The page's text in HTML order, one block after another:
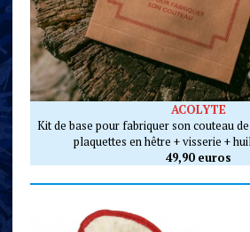
ACOLYTE
Kit de base pour fabriquer son couteau
plaquettes en hêtre + visserie +
49,90 euros